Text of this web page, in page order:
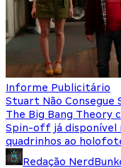
Informe Publicitário
Stuart Não Consegue
The Big Bang Theory
Spin-off já disponível
quadrinhos ao
Redação